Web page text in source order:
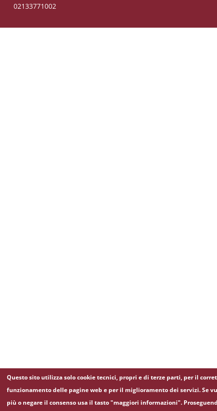
02133771002
Questo sito utilizza solo cookie tecnici, propri e di terze parti, per il
funzionamento delle pagine web e per il miglioramento dei servizi. Se
più o negare il consenso usa il tasto "maggiori informazioni".